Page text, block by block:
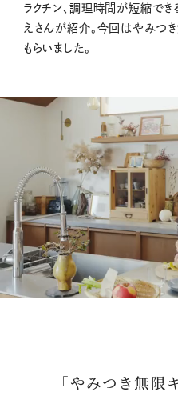
ラクチン、調理時間が短縮でき
えさんが紹介。今回はやみつ
もらいました。
「やみつき無限